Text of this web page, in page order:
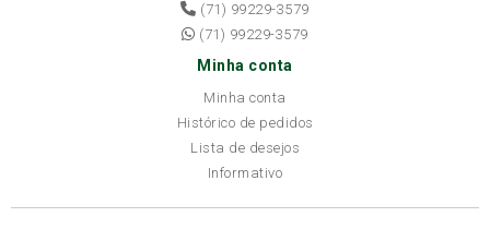
(71) 99229-3579
(71) 99229-3579
Minha conta
Minha conta
Histórico de pedidos
Lista de desejos
Informativo